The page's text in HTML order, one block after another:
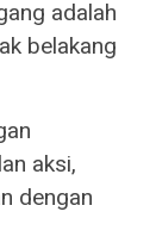
adalah
belakang
aksi,
dengan